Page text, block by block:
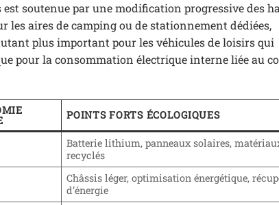
soutenue par une modification progressive des
les aires de camping ou de stationnement dédiées,
plus important pour les véhicules de loisirs qui
pour la consommation électrique interne liée au
POINTS FORTS ÉCOLOGIQUES
Batterie lithium, panneaux solaires,
recyclés
Châssis léger, optimisation énergétique,
d’énergie